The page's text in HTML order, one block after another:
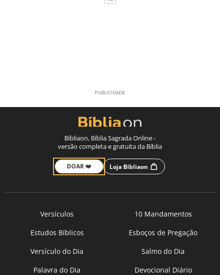
Bíbliaon, Bíblia Sagrada Online -
versão completa e gratuita da Bíblia
DOAR ❤️ Loja Bíbliaon
Versículos
10 Mandamentos
Estudos Bíblicos
Esboços de Pregação
Versículo do Dia
Salmo do Dia
Palavra do Dia
Devocional Diário